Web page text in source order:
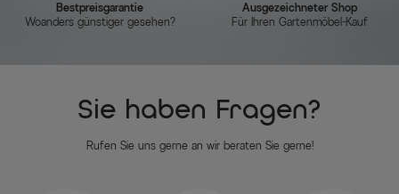
Bestpreisgarantie
Woanders günstiger gesehen?
Ausgezeichneter Shop
Für Ihren Gartenmöbel-Kauf
Sie haben Fragen?
Rufen Sie uns gerne an wir beraten Sie gerne!